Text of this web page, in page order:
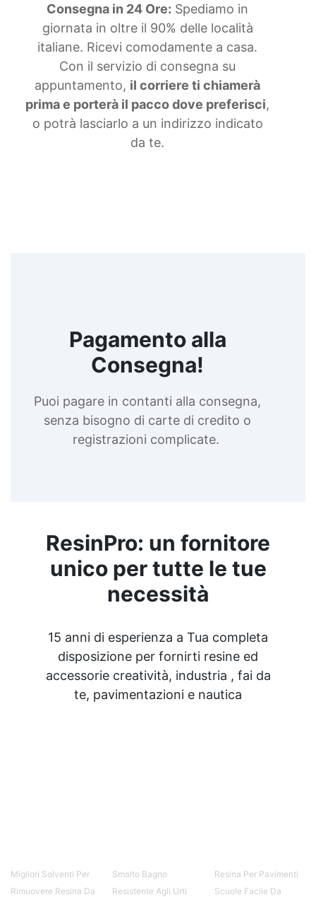
Consegna in 24 Ore: Spediamo in
giornata in oltre il 90% delle località
italiane. Ricevi comodamente a casa.
Con il servizio di consegna su
appuntamento, il corriere ti chiamerà
prima e porterà il pacco dove preferisci,
o potrà lasciarlo a un indirizzo indicato
da te.
Pagamento alla
Consegna!
Puoi pagare in contanti alla consegna,
senza bisogno di carte di credito o
registrazioni complicate.
ResinPro: un fornitore
unico per tutte le tue
necessità
15 anni di esperienza a Tua completa
disposizione per fornirti resine ed
accessorie creatività, industria , fai da
te, pavimentazioni e nautica
Migliori Solventi Per
Rimuovere Resina Da
Smalto Bagno
Resistente Agli Urti
Resina Per Pavimenti
Scuole Facile Da